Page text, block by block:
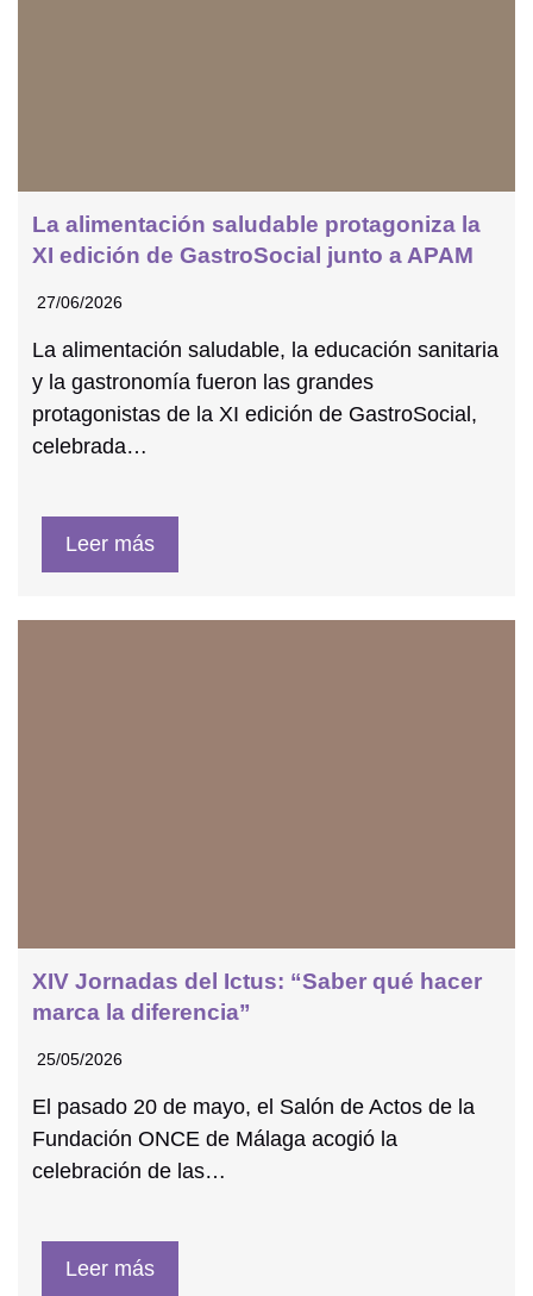
La alimentación saludable protagoniza la
XI edición de GastroSocial junto a APAM
27/06/2026
La alimentación saludable, la educación sanitaria
y la gastronomía fueron las grandes
protagonistas de la XI edición de GastroSocial,
celebrada…
Leer más
XIV Jornadas del Ictus: “Saber qué hacer
marca la diferencia”
25/05/2026
El pasado 20 de mayo, el Salón de Actos de la
Fundación ONCE de Málaga acogió la
celebración de las…
Leer más